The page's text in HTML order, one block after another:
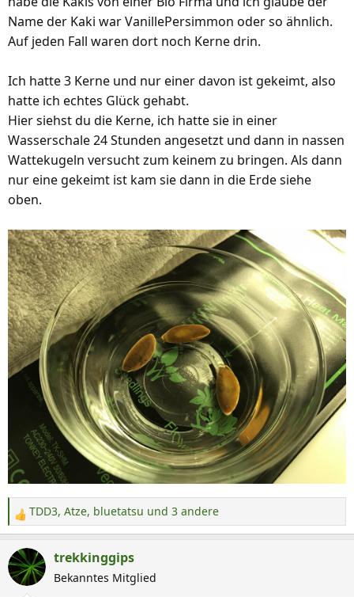
Name der Kaki war VanillePersimmon oder so ähnlich.
Auf jeden Fall waren dort noch Kerne drin.
Ich hatte 3 Kerne und nur einer davon ist gekeimt, also
hatte ich echtes Glück gehabt.
Hier siehst du die Kerne, ich hatte sie in einer
Wasserschale 24 Stunden angesetzt und dann in nassen
Wattekugeln versucht zum keinem zu bringen. Als dann
nur eine gekeimt ist kam sie dann in die Erde siehe
oben.
R
e
a
k
t
TDD3, Atze, bluetatsu und 3 andere
trekkinggips
Bekanntes Mitglied